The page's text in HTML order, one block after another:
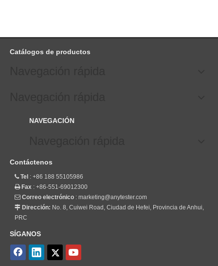
Catálogos de productos
NAVEGACIÓN
Contáctenos
Tel : +86 188 55105986
Fax : +86-551-69012300
 Correo electrónico : marketing@anytester.com
 Dirección: No. 8, Cuiwei Road, Ciudad de Hefei, Provincia de Anhui,
PRC
SÍGANOS